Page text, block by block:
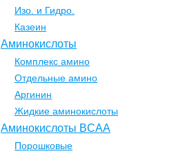
Изо. и Гидро.
Казеин
Аминокислоты
Комплекс амино
Отдельные амино
Аргинин
Жидкие аминокислоты
Аминокислоты BCAA
Порошковые